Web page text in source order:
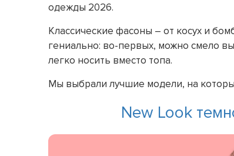
одежды 2026.
Классические фасоны – от косух и
гениально: во-первых, можно смело
легко носить вместо топа.
Мы выбрали лучшие модели, на
New Look